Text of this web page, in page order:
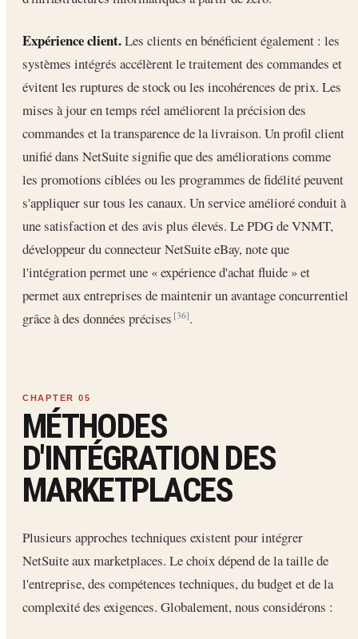
Expérience client.Les clients en bénéficient également : les
systèmes intégrés accélèrent le traitement des commandes et
évitent les ruptures de stock ou les incohérences de prix. Les
mises à jour en temps réel améliorent la précision des
commandes et la transparence de la livraison. Un profil client
unifié dans NetSuite signifie que des améliorations comme
les promotions ciblées ou les programmes de fidélité peuvent
s'appliquer sur tous les canaux. Un service amélioré conduit à
une satisfaction et des avis plus élevés. Le PDG de VNMT,
développeur du connecteur NetSuite eBay, note que
l'intégration permet une « expérience d'achat fluide » et
permet aux entreprises de maintenir un avantage concurrentiel
grâce à des données précises[36].
MÉTHODES
D'INTÉGRATION DES
MARKETPLACES
Plusieurs approches techniques existent pour intégrer
NetSuite aux marketplaces. Le choix dépend de la taille de
l'entreprise, des compétences techniques, du budget et de la
complexité des exigences. Globalement, nous considérons :